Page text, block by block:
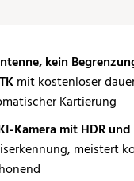
kein
mit kostenloser
Kartierung
Kamera mit HDR
meistert